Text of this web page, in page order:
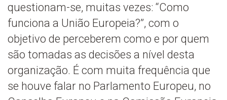
questionam-se, muitas vezes: “Como
funciona a União Europeia?”, com o
objetivo de perceberem como e por quem
são tomadas as decisões a nível desta
organização. É com muita frequência que
se houve falar no Parlamento Europeu, no